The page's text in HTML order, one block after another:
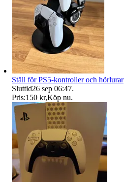
Ställ för PS5-kontroller och hörlurar
Sluttid26 sep 06:47.
Pris:150 kr,Köp nu.